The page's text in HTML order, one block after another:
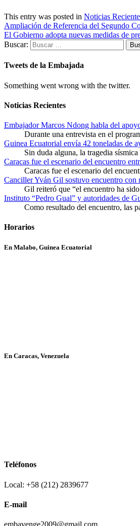
This entry was posted in Noticias
Ampliación de Referencia del Segundo
El Gobierno adopta nuevas medidas de
Buscar:
Tweets de la Embajada
Something went wrong with the twitter.
Noticias Recientes
Embajador Marcos Ndong habla del
Durante una entrevista en el
Guinea Ecuatorial envía 42 toneladas de
Sin duda alguna, la tragedia
Caracas fue el escenario del encuentro
Caracas fue el escenario del
Canciller Yván Gil sostuvo encuentro con
Gil reiteró que “el encuentro ha
Instituto “Pedro Gual” y autoridades de
Como resultado del encuentro, las
Horarios
En Malabo, Guinea Ecuatorial
En Caracas, Venezuela
Teléfonos
Local: +58 (212) 2839677
E-mail
embavenge2009@gmail.com